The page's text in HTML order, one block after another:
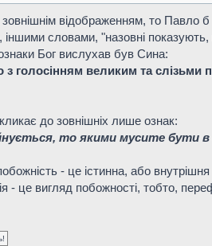
відображенням, то
словами, "назовні показують,
Бог вислухав був Сина:
з голосінням великим та
до зовнішніх лише ознак:
то якими мусите бути
- це істинна, або
- це вигляд побожності, тобто,